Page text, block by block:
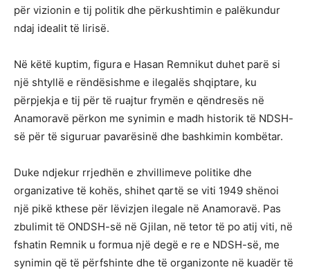
për vizionin e tij politik dhe përkushtimin e palëkundur
ndaj idealit të lirisë.
Në këtë kuptim, figura e Hasan Remnikut duhet parë si
një shtyllë e rëndësishme e ilegalës shqiptare, ku
përpjekja e tij për të ruajtur frymën e qëndresës në
Anamoravë përkon me synimin e madh historik të NDSH-
së për të siguruar pavarësinë dhe bashkimin kombëtar.
Duke ndjekur rrjedhën e zhvillimeve politike dhe
organizative të kohës, shihet qartë se viti 1949 shënoi
një pikë kthese për lëvizjen ilegale në Anamoravë. Pas
zbulimit të ONDSH-së në Gjilan, në tetor të po atij viti, në
fshatin Remnik u formua një degë e re e NDSH-së, me
synimin që të përfshinte dhe të organizonte në kuadër të